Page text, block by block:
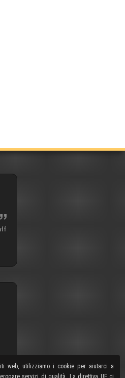
web, utilizziamo i cookie per aiutarci a
servizi di qualità. La direttiva UE ci